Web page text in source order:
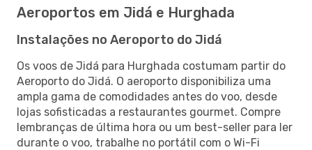
Aeroportos em Jidá e Hurghada
Instalações no Aeroporto do Jidá
Os voos de Jidá para Hurghada costumam partir do
Aeroporto do Jidá. O aeroporto disponibiliza uma
ampla gama de comodidades antes do voo, desde
lojas sofisticadas a restaurantes gourmet. Compre
lembranças de última hora ou um best-seller para ler
durante o voo, trabalhe no portátil com o Wi-Fi